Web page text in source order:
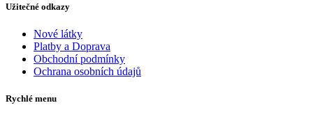
Užitečné odkazy
Nové látky
Platby a Doprava
Obchodní podmínky
Ochrana osobních údajů
Rychlé menu